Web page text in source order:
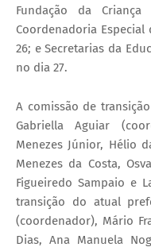
Fundação da
Coordenadoria
26; e Secretarias da
no dia 27.
A comissão de
Gabriella Aguiar
Menezes Júnior, Hélio
Menezes da Costa,
Figueiredo Sampaio e
transição do atual
(coordenador), Mário
Dias, Ana Manuela